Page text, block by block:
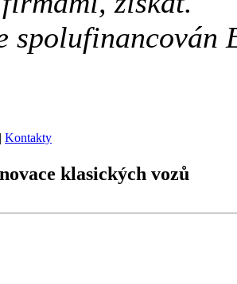
spolufinancován
| Kontakty
klasických vozů